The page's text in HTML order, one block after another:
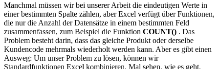
Manchmal müssen wir bei unserer Arbeit die eindeutigen Werte in
einer bestimmten Spalte zählen, aber Excel verfügt über Funktionen,
die nur die Anzahl der Datensätze in einem bestimmten Feld
zusammenfassen, zum Beispiel die Funktion COUNT() . Das
Problem besteht darin, dass das gleiche Produkt oder derselbe
Kundencode mehrmals wiederholt werden kann. Aber es gibt einen
Ausweg: Um unser Problem zu lösen, können wir
Standardfunktionen Excel kombinieren. Mal sehen, wie es geht.